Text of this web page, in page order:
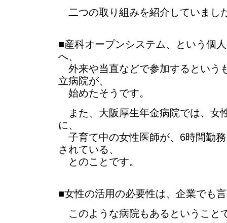
二つの取り組みを紹介していまし
■産科オープンシステム、という個
へ、
外来や当直などで参加するという
立病院が、
始めたそうです。
また、大阪厚生年金病院では、女
に、
子育て中の女性医師が、6時間勤
されている、
とのことです。
■女性の活用の必要性は、企業でも
このような病院もあるということ